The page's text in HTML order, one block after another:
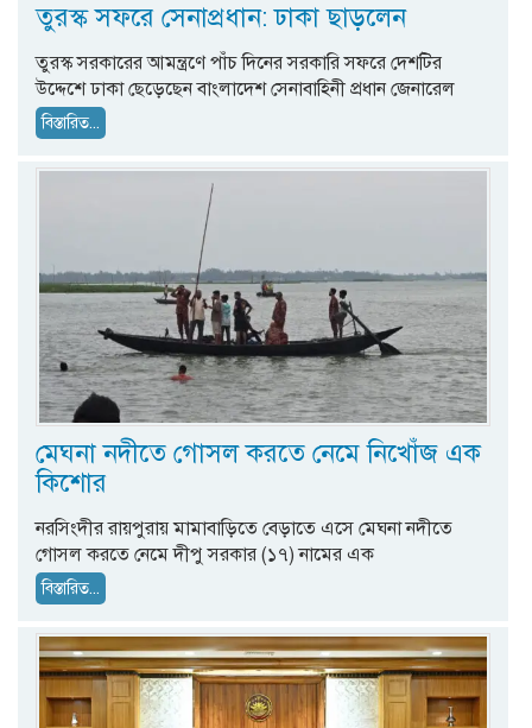
তুরস্ক সফরে সেনাপ্রধান: ঢাকা ছাড়লেন
তুরস্ক সরকারের আমন্ত্রণে পাঁচ দিনের সরকারি সফরে দেশটির
উদ্দেশে ঢাকা ছেড়েছেন বাংলাদেশ সেনাবাহিনী প্রধান জেনারেল
বিস্তারিত...
মেঘনা নদীতে গোসল করতে নেমে নিখোঁজ এক
কিশোর
নরসিংদীর রায়পুরায় মামাবাড়িতে বেড়াতে এসে মেঘনা নদীতে
গোসল করতে নেমে দীপু সরকার (১৭) নামের এক
বিস্তারিত...